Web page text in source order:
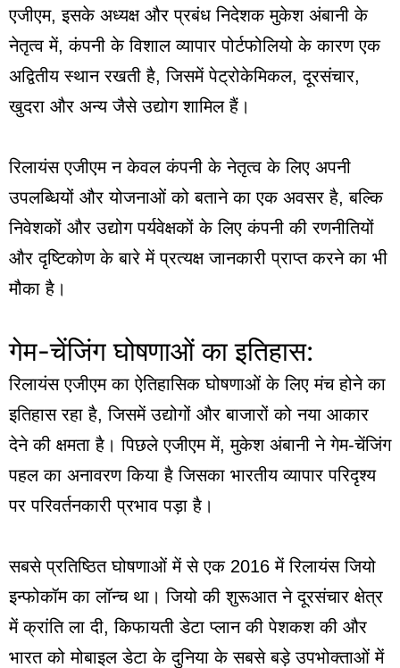
एजीएम, इसके अध्यक्ष और प्रबंध निदेशक मुकेश अंबानी के
नेतृत्व में, कंपनी के विशाल व्यापार पोर्टफोलियो के कारण एक
अद्वितीय स्थान रखती है, जिसमें पेट्रोकेमिकल, दूरसंचार,
खुदरा और अन्य जैसे उद्योग शामिल हैं।
रिलायंस एजीएम न केवल कंपनी के नेतृत्व के लिए अपनी
उपलब्धियों और योजनाओं को बताने का एक अवसर है, बल्कि
निवेशकों और उद्योग पर्यवेक्षकों के लिए कंपनी की रणनीतियों
और दृष्टिकोण के बारे में प्रत्यक्ष जानकारी प्राप्त करने का भी
मौका है।
गेम-चेंजिंग घोषणाओं का इतिहास:
रिलायंस एजीएम का ऐतिहासिक घोषणाओं के लिए मंच होने का
इतिहास रहा है, जिसमें उद्योगों और बाजारों को नया आकार
देने की क्षमता है। पिछले एजीएम में, मुकेश अंबानी ने गेम-चेंजिंग
पहल का अनावरण किया है जिसका भारतीय व्यापार परिदृश्य
पर परिवर्तनकारी प्रभाव पड़ा है।
सबसे प्रतिष्ठित घोषणाओं में से एक 2016 में रिलायंस जियो
इन्फोकॉम का लॉन्च था। जियो की शुरूआत ने दूरसंचार क्षेत्र
में क्रांति ला दी, किफायती डेटा प्लान की पेशकश की और
भारत को मोबाइल डेटा के दुनिया के सबसे बड़े उपभोक्ताओं में